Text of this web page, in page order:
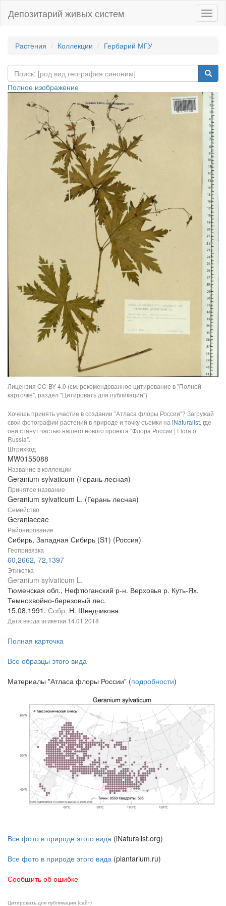
Депозитарий живых систем
Растения Коллекции Гербарий МГУ
Полное изображение
Лицензия CC-BY 4.0 (см. рекомендованное цитирование в "Полной
карточке", раздел "Цитировать для публикации")
Хочешь принять участие в создании "Атласа флоры России"? Загружай
свои фотографии растений в природе и точку съемки на iNaturalist, где
они станут частью нашего нового проекта "Флора России | Flora of
Russia".
Штрихкод
MW0155088
Название в коллекции
Geranium sylvaticum (Герань лесная)
Принятое название
Geranium sylvaticum L. (Герань лесная)
Семейство
Geraniaceae
Районирование
Сибирь, Западная Сибирь (S1) (Россия)
Геопривязка
60,2662, 72,1397
Этикетка
Geranium sylvaticum L.
Тюменская обл., Нефтюганский р-н. Верховья р. Куть-Ях.
Темнохвойно-березовый лес.
15.08.1991. Собр. Н. Шведчикова
Дата ввода этикетки 14.01.2018
Полная карточка
Все образцы этого вида
Материалы "Атласа флоры России" (подробности)
Все фото в природе этого вида (iNaturalist.org)
Все фото в природе этого вида (plantarium.ru)
Сообщить об ошибке
Цитировать для публикации (сайт)